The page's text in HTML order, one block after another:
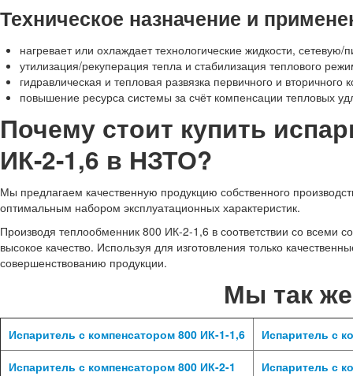
Техническое назначение и
нагревает или охлаждает технологические жидкости, сетевую/
утилизация/рекуперация тепла и стабилизация теплового
гидравлическая и тепловая развязка первичного и вторичного
повышение ресурса системы за счёт компенсации тепловых
Почему стоит купить
ИК-2-1,6 в НЗТО?
Мы предлагаем качественную продукцию собственного
оптимальным набором эксплуатационных характеристик.
Производя теплообменник 800 ИК-2-1,6 в соответствии со всеми
высокое качество. Используя для изготовления только
совершенствованию продукции.
Мы так
Испаритель с компенсатором 800 ИК-1-1,6 Испаритель с
Испаритель с компенсатором 800 ИК-2-1 Испаритель с